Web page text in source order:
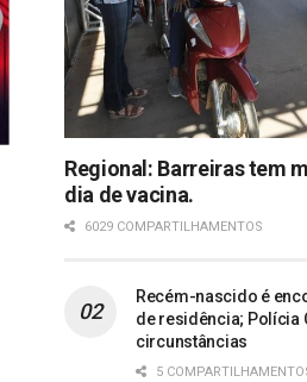
Regional: Barreiras tem
dia de vacina.
6029 COMPARTILHAMENTOS
Recém-nascido é
de residência; Polícia
circunstâncias
5